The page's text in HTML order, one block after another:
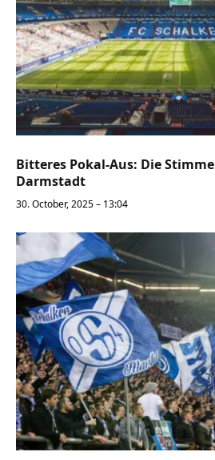
Bitteres Pokal-Aus: Die
Darmstadt
30. October, 2025 – 13:04